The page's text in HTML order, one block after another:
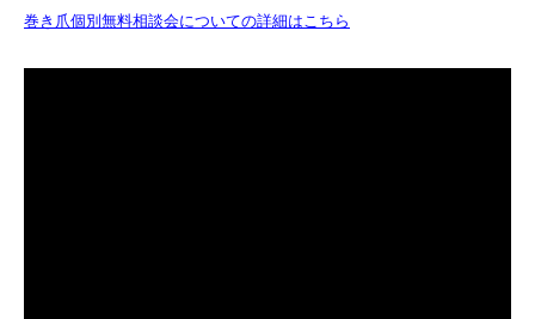
巻き爪個別無料相談会についての詳細はこちら